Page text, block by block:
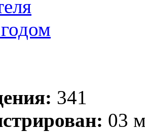
341
03